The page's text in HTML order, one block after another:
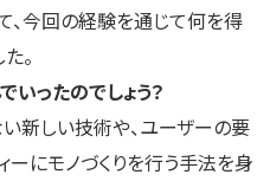
、今回の経験を通じて何を得
。
いったのでしょう？
新しい技術や、ユーザーの要
にモノづくりを行う手法を身